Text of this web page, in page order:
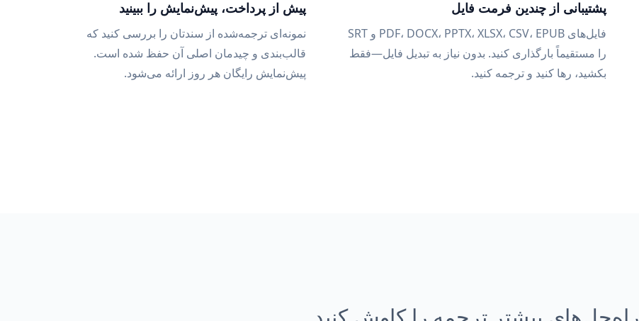
پشتیبانی از چندین فرمت فایل
فایل‌های PDF، DOCX، PPTX، XLSX، CSV، EPUB و SRT
را مستقیماً بارگذاری کنید. بدون نیاز به تبدیل فایل—فقط
بکشید، رها کنید و ترجمه کنید.
پیش از پرداخت، پیش‌نمایش را ببینید
نمونه‌ای ترجمه‌شده از سندتان را بررسی کنید که
قالب‌بندی و چیدمان اصلی آن حفظ شده است.
پیش‌نمایش رایگان هر روز ارائه می‌شود.